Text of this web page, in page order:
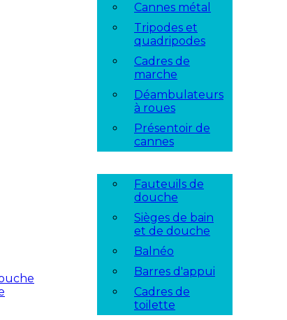
Cannes métal
Tripodes et
quadripodes
Cadres de
marche
Déambulateurs
à roues
Présentoir de
cannes
Fauteuils de
douche
Sièges de bain
et de douche
Balnéo
Barres d'appui
Cadres de
toilette